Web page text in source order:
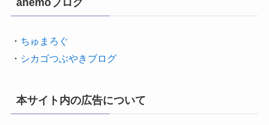
・ ちゅまろぐ
・ シカゴつぶやきブログ
本サイト内の広告について